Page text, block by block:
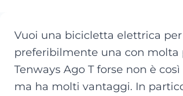
Vuoi una bicicletta elettrica per
preferibilmente una con molta
Tenways Ago T forse non è
ma ha molti vantaggi. In